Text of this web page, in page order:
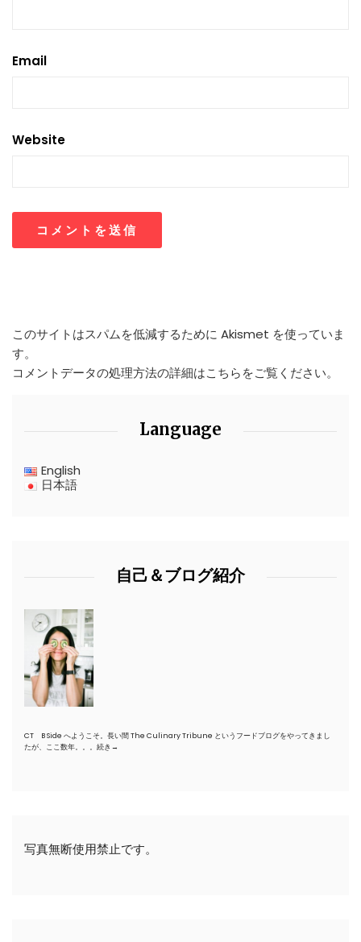
Email
Website
このサイトはスパムを低減するために Akismet を使っていま
す。
コメントデータの処理方法の詳細はこちらをご覧ください。
Language
English
日本語
自己＆ブログ紹介
CT B Side へようこそ。長い間 The Culinary Tribune というフードブログをやってきまし
たが、ここ数年。。。 続き→
写真無断使用禁止です。